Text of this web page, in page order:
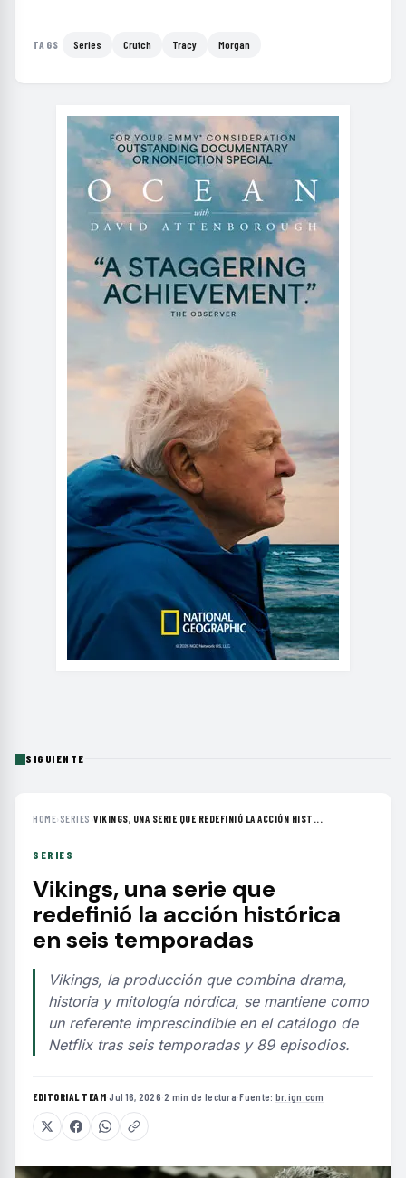
TAGS Series Crutch Tracy Morgan
SIGUIENTE
HOME› SERIES ›VIKINGS, UNA SERIE QUE REDEFINIÓ LA ACCIÓN HIST...
SERIES
Vikings, una serie que
redefinió la acción histórica
en seis temporadas
Vikings, la producción que combina drama,
historia y mitología nórdica, se mantiene como
un referente imprescindible en el catálogo de
Netflix tras seis temporadas y 89 episodios.
EDITORIAL TEAM·Jul 16, 2026·2 min de lectura·Fuente: br.ign.com